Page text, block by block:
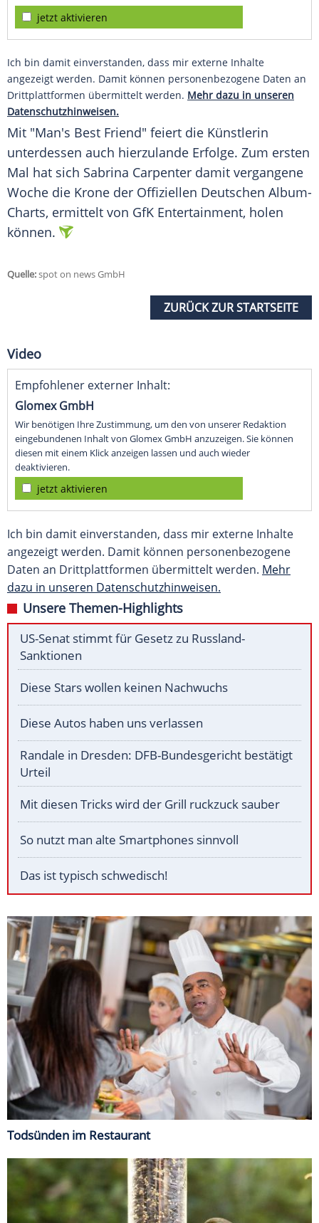
jetzt aktivieren
Ich bin damit einverstanden, dass mir externe Inhalte
angezeigt werden. Damit können personenbezogene Daten an
Drittplattformen übermittelt werden. Mehr dazu in unseren
Datenschutzhinweisen.
Mit "Man's Best Friend" feiert die Künstlerin
unterdessen auch hierzulande Erfolge. Zum ersten
Mal hat sich Sabrina Carpenter damit vergangene
Woche die Krone der Offiziellen Deutschen Album-
Charts, ermittelt von GfK Entertainment, holen
können.
Quelle:spot on news GmbH
ZURÜCK ZUR STARTSEITE
Video
Empfohlener externer Inhalt:
Glomex GmbH
Wir benötigen Ihre Zustimmung, um den von unserer Redaktion
eingebundenen Inhalt von Glomex GmbH anzuzeigen. Sie können
diesen mit einem Klick anzeigen lassen und auch wieder
deaktivieren.
jetzt aktivieren
Ich bin damit einverstanden, dass mir externe Inhalte
angezeigt werden. Damit können personenbezogene
Daten an Drittplattformen übermittelt werden. Mehr
dazu in unseren Datenschutzhinweisen.
Unsere Themen-Highlights
US-Senat stimmt für Gesetz zu Russland-
Sanktionen
Diese Stars wollen keinen Nachwuchs
Diese Autos haben uns verlassen
Randale in Dresden: DFB-Bundesgericht bestätigt
Urteil
Mit diesen Tricks wird der Grill ruckzuck sauber
So nutzt man alte Smartphones sinnvoll
Das ist typisch schwedisch!
Todsünden im Restaurant